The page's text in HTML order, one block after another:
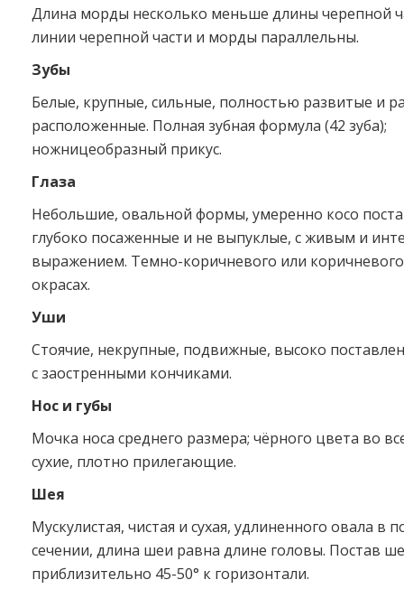
Длина морды несколько меньше длины черепной
линии черепной части и морды параллельны.
Зубы
Белые, крупные, сильные, полностью развитые и
расположенные. Полная зубная формула (42 зуба);
ножницеобразный прикус.
Глаза
Небольшие, овальной формы, умеренно косо
глубоко посаженные и не выпуклые, с живым и
выражением. Темно-коричневого или
окрасах.
Уши
Стоячие, некрупные, подвижные, высоко
с заостренными кончиками.
Нос и губы
Мочка носа среднего размера; чёрного цвета во
сухие, плотно прилегающие.
Шея
Мускулистая, чистая и сухая, удлиненного овала в
сечении, длина шеи равна длине головы. Постав
приблизительно 45-50° к горизонтали.